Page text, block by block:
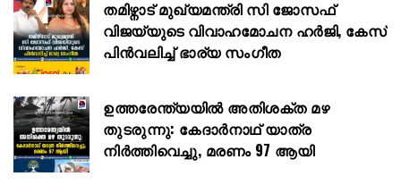
തമിഴ്നാട് മുഖ്യമന്ത്രി സി ജോസഫ്
വിജയ്‌യുടെ വിവാഹമോചന ഹർജി, കേസ്
പിൻവലിച്ച് ഭാര്യ സംഗീത
ഉത്തരേന്ത്യയിൽ അതിശക്ത മഴ
തുടരുന്നു: കേദാർനാഥ് യാത്ര
നിർത്തിവെച്ചു, മരണം 97 ആയി